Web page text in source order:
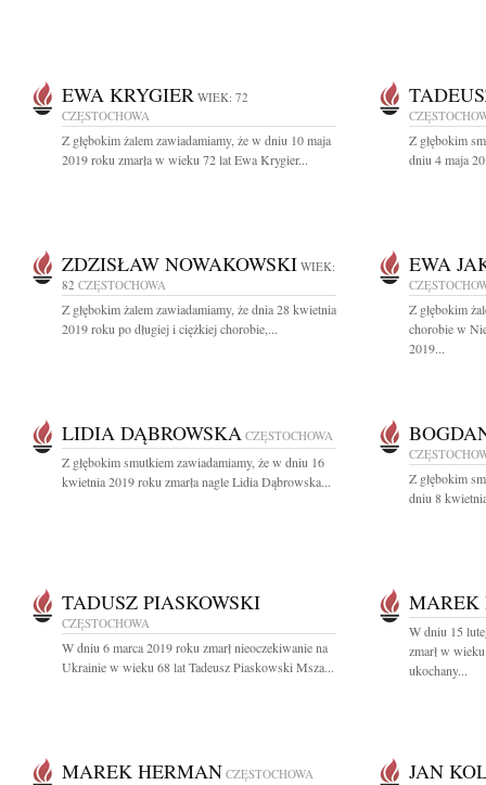
EWA KRYGIER WIEK: 72
CZĘSTOCHOWA
Z głębokim żalem zawiadamiamy, że w dniu 10 maja
2019 roku zmarła w wieku 72 lat Ewa Krygier...
Z głębokim
dniu 4 maja
ZDZISŁAW NOWAKOWSKI WIEK:
82 CZĘSTOCHOWA
Z głębokim żalem zawiadamiamy, że dnia 28 kwietnia
2019 roku po długiej i ciężkiej chorobie,...
EWA
Z głębokim
chorobie w
2019...
LIDIA DĄBROWSKA CZĘSTOCHOWA
Z głębokim smutkiem zawiadamiamy, że w dniu 16
kwietnia 2019 roku zmarła nagle Lidia Dąbrowska...
Z głębokim
dniu 8
TADUSZ PIASKOWSKI
CZĘSTOCHOWA
W dniu 6 marca 2019 roku zmarł nieoczekiwanie na
Ukrainie w wieku 68 lat Tadeusz Piaskowski Msza...
MAREK
W dniu 15
zmarł w
ukochany...
MAREK HERMAN CZĘSTOCHOWA JAN